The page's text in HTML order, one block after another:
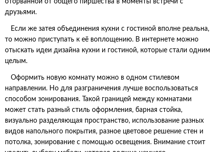
оторванной от общего пиршества в моменты встречи с
друзьями.
Если же затея объединения кухни с гостиной вполне реальна,
то можно приступать к её воплощению. В интернете можно
отыскать идеи дизайна кухни и гостиной, которые стали одним
целым.
Оформить новую комнату можно в одном стилевом
направлении. Но для разграничения лучше воспользоваться
способом зонирования. Такой границей между комнатами
может стать разный стиль оформления, барная стойка,
визуально разделяющая пространство, использование разных
видов напольного покрытия, разное цветовое решение стен и
потолка, зонирование с помощью освещения. Внимание стоит